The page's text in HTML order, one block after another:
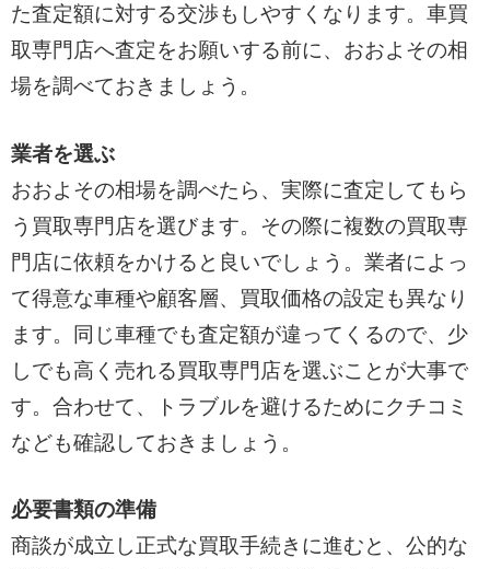
た査定額に対する交渉もしやすくなります。車買
取専門店へ査定をお願いする前に、おおよその相
場を調べておきましょう。
業者を選ぶ
おおよその相場を調べたら、実際に査定してもら
う買取専門店を選びます。その際に複数の買取専
門店に依頼をかけると良いでしょう。業者によっ
て得意な車種や顧客層、買取価格の設定も異なり
ます。同じ車種でも査定額が違ってくるので、少
しでも高く売れる買取専門店を選ぶことが大事で
す。合わせて、トラブルを避けるためにクチコミ
なども確認しておきましょう。
必要書類の準備
商談が成立し正式な買取手続きに進むと、公的な